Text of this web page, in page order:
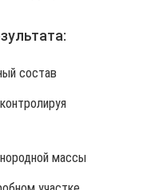
состав
массы